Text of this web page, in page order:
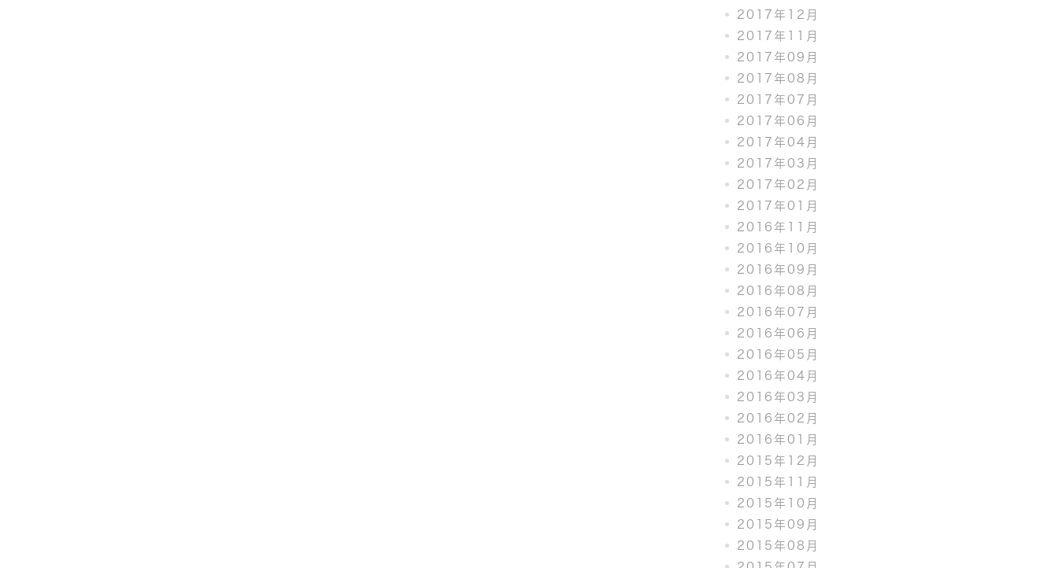
2017年12月
2017年11月
2017年09月
2017年08月
2017年07月
2017年06月
2017年04月
2017年03月
2017年02月
2017年01月
2016年11月
2016年10月
2016年09月
2016年08月
2016年07月
2016年06月
2016年05月
2016年04月
2016年03月
2016年02月
2016年01月
2015年12月
2015年11月
2015年10月
2015年09月
2015年08月